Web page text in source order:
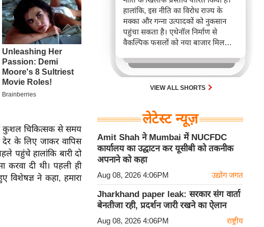
कुशल चिकित्सक से समय
देर के लिए जाकर वापिस
पहुंचे हालांकि बारी दो
दी थी। पहली ही
विशेषज्ञ ने कहा, हमारा
हालांकि, इस नीति का विरोध राज्य के
मक्का और गन्ना उत्पादकों को नुकसान
पहुंचा सकता है। एथेनॉल निर्माण से
वैकल्पिक फसलों को नया बाजार मिलता
अर्थव्यवस्था के लिए महत्वपूर्ण है।
VIEW ALL SHORTS
लेटेस्ट न्यूज़
Amit Shah ने Mumbai में NUCFDC
कार्यालय का उद्घाटन कर यूसीबी को तकनीक
अपनाने को कहा
Aug 08, 2026 4:06PM उद्योग जगत
Jharkhand paper leak: सरकार संग वार्ता
बेनतीजा रही, प्रदर्शन जारी रखने का ऐलान
Aug 08, 2026 4:06PM राष्ट्रीय